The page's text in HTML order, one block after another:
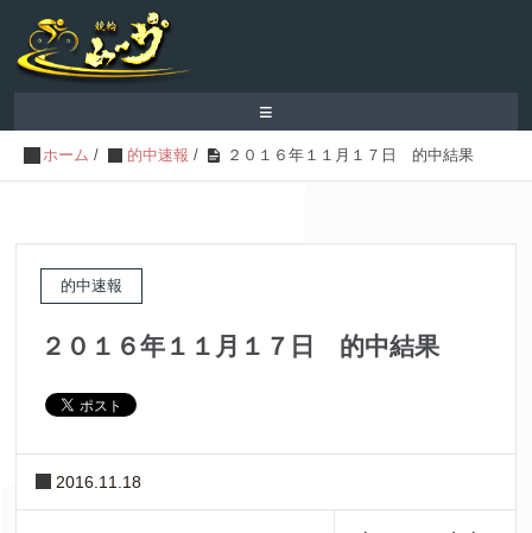
≡
ホーム / 的中速報 / ２０１６年１１月１７日 的中結果
的中速報
２０１６年１１月１７日 的中結果
2016.11.18